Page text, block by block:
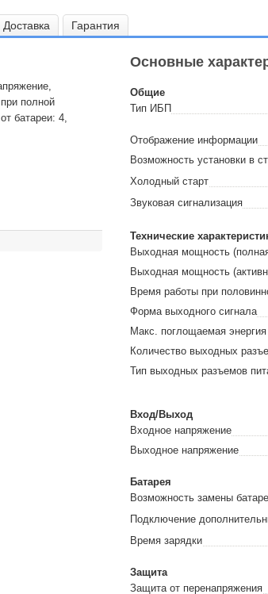
Доставка Гарантия
полной
батареи: 4,
Основные
Общие
Тип ИБП
Отображение информации
Возможность установки в
Холодный старт
Звуковая сигнализация
Технические
Выходная мощность
Выходная мощность
Время работы при
Форма выходного сигнала
Макс. поглощаемая
Количество выходных
Тип выходных разъемов
Вход/Выход
Входное напряжение
Выходное напряжение
Батарея
Возможность замены
Подключение
Время зарядки
Защита
Защита от перенапряжения